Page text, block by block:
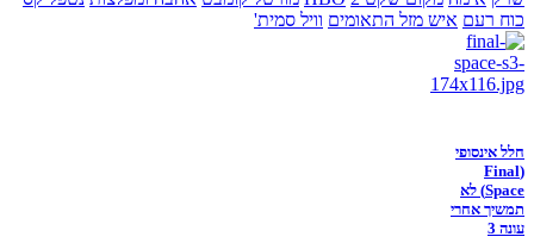
כוח רעם איש מזל התאומים וויל סמית'
חלל אינסופי
(Final
Space) לא
תמשיך אחרי
עונה 3